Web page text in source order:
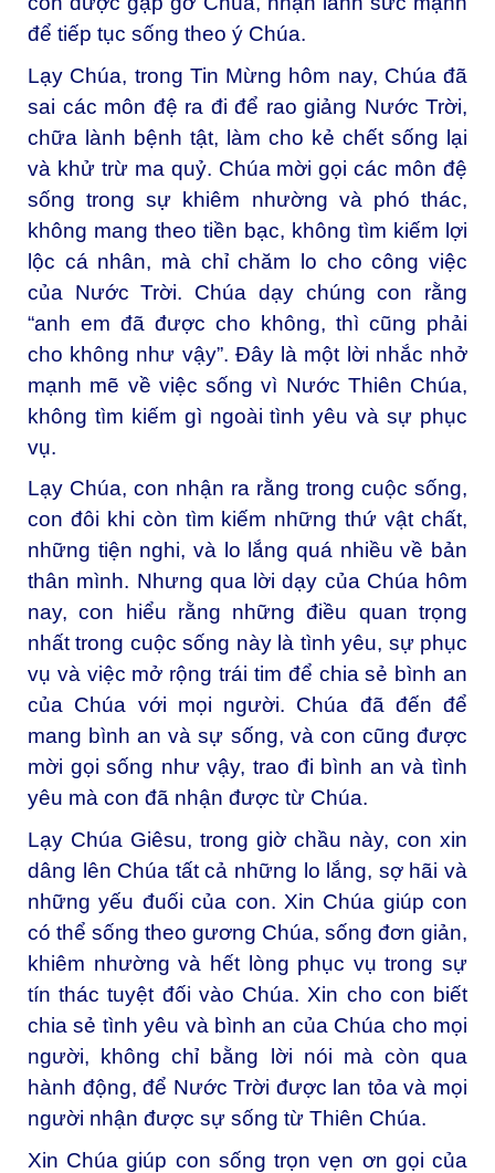
để tiếp tục sống theo ý Chúa.
Lạy Chúa, trong Tin Mừng hôm nay, Chúa đã
sai các môn đệ ra đi để rao giảng Nước Trời,
chữa lành bệnh tật, làm cho kẻ chết sống lại
và khử trừ ma quỷ. Chúa mời gọi các môn đệ
sống trong sự khiêm nhường và phó thác,
không mang theo tiền bạc, không tìm kiếm lợi
lộc cá nhân, mà chỉ chăm lo cho công việc
của Nước Trời. Chúa dạy chúng con rằng
“anh em đã được cho không, thì cũng phải
cho không như vậy”. Đây là một lời nhắc nhở
mạnh mẽ về việc sống vì Nước Thiên Chúa,
không tìm kiếm gì ngoài tình yêu và sự phục
vụ.
Lạy Chúa, con nhận ra rằng trong cuộc sống,
con đôi khi còn tìm kiếm những thứ vật chất,
những tiện nghi, và lo lắng quá nhiều về bản
thân mình. Nhưng qua lời dạy của Chúa hôm
nay, con hiểu rằng những điều quan trọng
nhất trong cuộc sống này là tình yêu, sự phục
vụ và việc mở rộng trái tim để chia sẻ bình an
của Chúa với mọi người. Chúa đã đến để
mang bình an và sự sống, và con cũng được
mời gọi sống như vậy, trao đi bình an và tình
yêu mà con đã nhận được từ Chúa.
Lạy Chúa Giêsu, trong giờ chầu này, con xin
dâng lên Chúa tất cả những lo lắng, sợ hãi và
những yếu đuối của con. Xin Chúa giúp con
có thể sống theo gương Chúa, sống đơn giản,
khiêm nhường và hết lòng phục vụ trong sự
tín thác tuyệt đối vào Chúa. Xin cho con biết
chia sẻ tình yêu và bình an của Chúa cho mọi
người, không chỉ bằng lời nói mà còn qua
hành động, để Nước Trời được lan tỏa và mọi
người nhận được sự sống từ Thiên Chúa.
Xin Chúa giúp con sống trọn vẹn ơn gọi của